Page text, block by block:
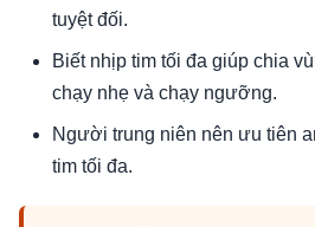
tuyệt đối.
Biết nhịp tim tối đa giúp chia
chạy nhẹ và chạy ngưỡng.
Người trung niên nên ưu tiên
tim tối đa.